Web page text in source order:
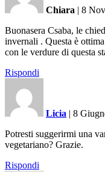
Chiara | 8
Buonasera Csaba, le
invernali . Questa è
con le verdure di questa
Rispondi
Licia | 8
Potresti suggerirmi una
vegetariano? Grazie.
Rispondi